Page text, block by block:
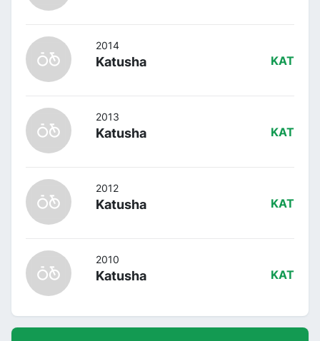
2014
Katusha KAT
2013
Katusha KAT
2012
Katusha KAT
2010
Katusha KAT